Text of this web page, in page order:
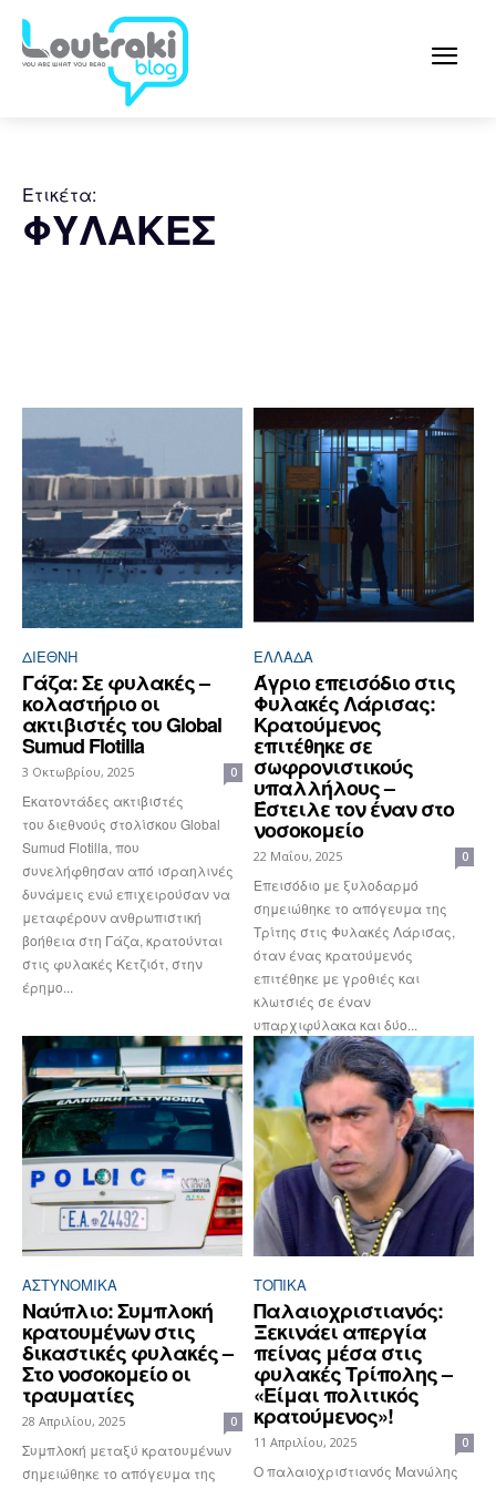
Ετικέτα:
ΦΥΛΑΚΕΣ
ΔΙΕΘΝΉ
Γάζα: Σε φυλακές –
κολαστήριο οι
ακτιβιστές του Global
Sumud Flotilla
3 Οκτωβρίου, 2025 0
Εκατοντάδες ακτιβιστές
του διεθνούς στολίσκου Global
Sumud Flotilla, που
συνελήφθησαν από ισραηλινές
δυνάμεις ενώ επιχειρούσαν να
μεταφέρουν ανθρωπιστική
βοήθεια στη Γάζα, κρατούνται
στις φυλακές Κετζιότ, στην
έρημο...
ΕΛΛΆΔΑ
Άγριο επεισόδιο στις
Φυλακές Λάρισας:
Κρατούμενος
επιτέθηκε σε
σωφρονιστικούς
υπαλλήλους –
Έστειλε τον έναν στο
νοσοκομείο
22 Μαΐου, 2025 0
Επεισόδιο με ξυλοδαρμό
σημειώθηκε το απόγευμα της
Τρίτης στις Φυλακές Λάρισας,
όταν ένας κρατούμενός
επιτέθηκε με γροθιές και
κλωτσιές σε έναν
υπαρχιφύλακα και δύο...
ΑΣΤΥΝΟΜΙΚΆ
Ναύπλιο: Συμπλοκή
κρατουμένων στις
δικαστικές φυλακές –
Στο νοσοκομείο οι
τραυματίες
28 Απριλίου, 2025 0
Συμπλοκή μεταξύ κρατουμένων
σημειώθηκε το απόγευμα της
ΤΟΠΙΚΑ
Παλαιοχριστιανός:
Ξεκινάει απεργία
πείνας μέσα στις
φυλακές Τρίπολης –
«Είμαι πολιτικός
κρατούμενος»!
11 Απριλίου, 2025 0
Ο παλαιοχριστιανός Μανώλης